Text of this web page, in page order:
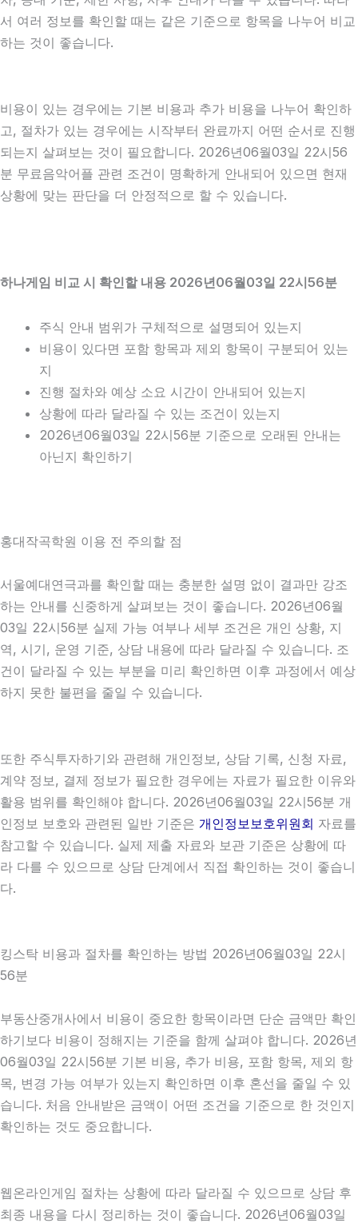
서 여러 정보를 확인할 때는 같은 기준으로 항목을 나누어 비교
하는 것이 좋습니다.
비용이 있는 경우에는 기본 비용과 추가 비용을 나누어 확인하
고, 절차가 있는 경우에는 시작부터 완료까지 어떤 순서로 진행
되는지 살펴보는 것이 필요합니다. 2026년06월03일 22시56
분 무료음악어플 관련 조건이 명확하게 안내되어 있으면 현재
상황에 맞는 판단을 더 안정적으로 할 수 있습니다.
하나게임 비교 시 확인할 내용 2026년06월03일 22시56분
주식 안내 범위가 구체적으로 설명되어 있는지
비용이 있다면 포함 항목과 제외 항목이 구분되어 있는
지
진행 절차와 예상 소요 시간이 안내되어 있는지
상황에 따라 달라질 수 있는 조건이 있는지
2026년06월03일 22시56분 기준으로 오래된 안내는
아닌지 확인하기
홍대작곡학원 이용 전 주의할 점
서울예대연극과를 확인할 때는 충분한 설명 없이 결과만 강조
하는 안내를 신중하게 살펴보는 것이 좋습니다. 2026년06월
03일 22시56분 실제 가능 여부나 세부 조건은 개인 상황, 지
역, 시기, 운영 기준, 상담 내용에 따라 달라질 수 있습니다. 조
건이 달라질 수 있는 부분을 미리 확인하면 이후 과정에서 예상
하지 못한 불편을 줄일 수 있습니다.
또한 주식투자하기와 관련해 개인정보, 상담 기록, 신청 자료,
계약 정보, 결제 정보가 필요한 경우에는 자료가 필요한 이유와
활용 범위를 확인해야 합니다. 2026년06월03일 22시56분 개
인정보 보호와 관련된 일반 기준은 개인정보보호위원회 자료를
참고할 수 있습니다. 실제 제출 자료와 보관 기준은 상황에 따
라 다를 수 있으므로 상담 단계에서 직접 확인하는 것이 좋습니
다.
킹스탁 비용과 절차를 확인하는 방법 2026년06월03일 22시
56분
부동산중개사에서 비용이 중요한 항목이라면 단순 금액만 확인
하기보다 비용이 정해지는 기준을 함께 살펴야 합니다. 2026년
06월03일 22시56분 기본 비용, 추가 비용, 포함 항목, 제외 항
목, 변경 가능 여부가 있는지 확인하면 이후 혼선을 줄일 수 있
습니다. 처음 안내받은 금액이 어떤 조건을 기준으로 한 것인지
확인하는 것도 중요합니다.
웹온라인게임 절차는 상황에 따라 달라질 수 있으므로 상담 후
최종 내용을 다시 정리하는 것이 좋습니다. 2026년06월03일